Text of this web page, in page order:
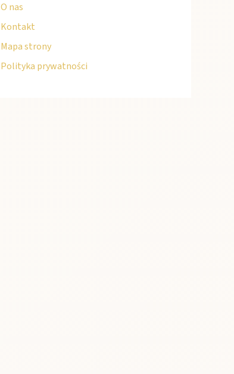
O nas
Kontakt
Mapa strony
Polityka prywatności